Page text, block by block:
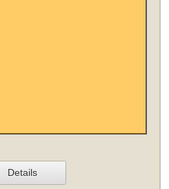
Details